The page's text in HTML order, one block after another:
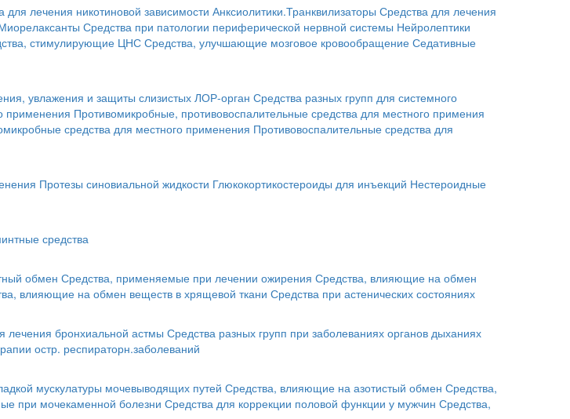
для лечения никотиновой зависимости Анксиолитики.Транквилизаторы Средства для лечения
Средства при патологии периферической нервной системы Нейролептики
стимулирующие ЦНССредства, улучшающие мозговое кровообращение Седативные
увлажения и защиты слизистых ЛОР-орган Средства разных групп для системного
применения Противомикробные, противовоспалительные средства для местного примения
средства для местного применения Противовоспалительные средства для
Протезы синовиальной жидкости Глюкокортикостероиды для инъекций Нестероидные
средства
обмен Средства, применяемые при лечении ожирения Средства, влияющие на обмен
влияющие на обмен веществ в хрящевой ткани Средства при астенических состояниях
лечения бронхиальной астмы Средства разных групп при заболеваниях органов дыханиях
остр. респираторн.заболеваний
мускулатуры мочевыводящих путей Средства, влияющие на азотистый обмен Средства,
при мочекаменной болезни Средства для коррекции половой функции у мужчин Средства,